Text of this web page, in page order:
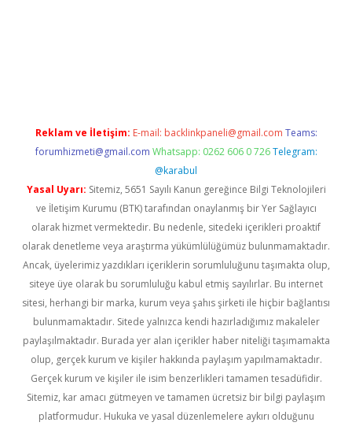
Reklam ve İletişim: E-mail: backlinkpaneli@gmail.com Teams:
forumhizmeti@gmail.com Whatsapp: 0262 606 0 726 Telegram:
@karabul
Yasal Uyarı: Sitemiz, 5651 Sayılı Kanun gereğince Bilgi Teknolojileri
ve İletişim Kurumu (BTK) tarafından onaylanmış bir Yer Sağlayıcı
olarak hizmet vermektedir. Bu nedenle, sitedeki içerikleri proaktif
olarak denetleme veya araştırma yükümlülüğümüz bulunmamaktadır.
Ancak, üyelerimiz yazdıkları içeriklerin sorumluluğunu taşımakta olup,
siteye üye olarak bu sorumluluğu kabul etmiş sayılırlar. Bu internet
sitesi, herhangi bir marka, kurum veya şahıs şirketi ile hiçbir bağlantısı
bulunmamaktadır. Sitede yalnızca kendi hazırladığımız makaleler
paylaşılmaktadır. Burada yer alan içerikler haber niteliği taşımamakta
olup, gerçek kurum ve kişiler hakkında paylaşım yapılmamaktadır.
Gerçek kurum ve kişiler ile isim benzerlikleri tamamen tesadüfidir.
Sitemiz, kar amacı gütmeyen ve tamamen ücretsiz bir bilgi paylaşım
platformudur. Hukuka ve yasal düzenlemelere aykırı olduğunu